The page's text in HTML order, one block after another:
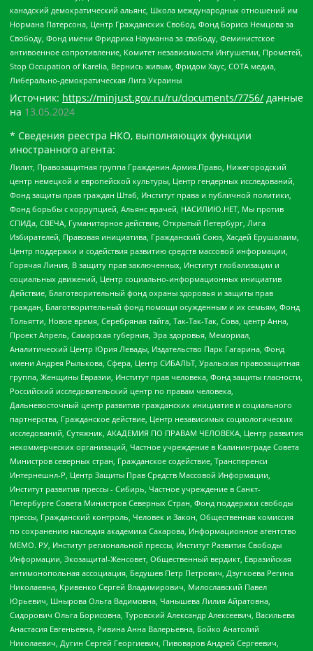
канадский демократический альянс, Школа международных отношений им
Нормана Патерсона, Центр Гражданских Свобод, Фонд Бориса Немцова за
Свободу, Фонд имени Фридриха Науманна за свободу, Феминистское
антивоенное сопротивление, Комитет независимости Ингушетии, Прометей,
Stop Occupation of Karelia, Вернись живым, Фридом Хаус, СОТА медиа,
Либерально-демократическая Лига Украины
Источник: https://minjust.gov.ru/ru/documents/7756/ данные
на 13.05.2024
* Сведения реестра НКО, выполняющих функции
иностранного агента:
Лилит, Правозащитная группа Гражданин.Армия.Право, Нижегородский
центр немецкой и европейской культуры, Центр гендерных исследований,
Фонд защиты прав граждан Штаб, Институт права и публичной политики,
Фонд борьбы с коррупцией, Альянс врачей, НАСИЛИЮ.НЕТ, Мы против
СПИДа, СВЕЧА, Гуманитарное действие, Открытый Петербург, Лига
Избирателей, Правовая инициатива, Гражданский Союз, Хасдей Ерушалаим,
Центр поддержки и содействия развитию средств массовой информации,
Горячая Линия, В защиту прав заключенных, Институт глобализации и
социальных движений, Центр социально-информационных инициатив
Действие, Благотворительный фонд охраны здоровья и защиты прав
граждан, Благотворительный фонд помощи осужденным и их семьям, Фонд
Тольятти, Новое время, Серебряная тайга, Так-Так-Так, Сова, центр Анна,
Проект Апрель, Самарская губерния, Эра здоровья, Мемориал,
Аналитический Центр Юрия Левады, Издательство Парк Гагарина, Фонд
имени Андрея Рылькова, Сфера, Центр СИБАЛЬТ, Уральская правозащитная
группа, Женщины Евразии, Институт прав человека, Фонд защиты гласности,
Российский исследовательский центр по правам человека,
Дальневосточный центр развития гражданских инициатив и социального
партнерства, Гражданское действие, Центр независимых социологических
исследований, Сутяжник, АКАДЕМИЯ ПО ПРАВАМ ЧЕЛОВЕКА, Центр развития
некоммерческих организаций, Частное учреждение в Калининграде Совета
Министров северных стран, Гражданское содействие, Трансперенси
Интернешнл-Р, Центр Защиты Прав Средств Массовой Информации,
Институт развития прессы - Сибирь, Частное учреждение в Санкт-
Петербурге Совета Министров Северных Стран, Фонд поддержки свободы
прессы, Гражданский контроль, Человек и Закон, Общественная комиссия
по сохранению наследия академика Сахарова, Информационное агентство
МЕМО. РУ, Институт региональной прессы, Институт Развития Свободы
Информации, Экозащита!-Женсовет, Общественный вердикт, Евразийская
антимонопольная ассоциация, Бедушев Петр Петрович, Дзугкоева Регина
Николаевна, Кривенко Сергей Владимирович, Милославский Павел
Юрьевич, Шнырова Ольга Вадимовна, Чанышева Лилия Айратовна,
Сидорович Ольга Борисовна, Туровский Александр Алексеевич, Васильева
Анастасия Евгеньевна, Ривина Анна Валерьевна, Бойко Анатолий
Николаевич, Дугин Сергей Георгиевич, Пивоваров Андрей Сергеевич,